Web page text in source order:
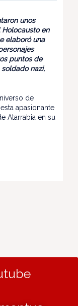
unos
en
elaboró una
puntos de
soldado nazi,
de
apasionante
Atarrabia en su